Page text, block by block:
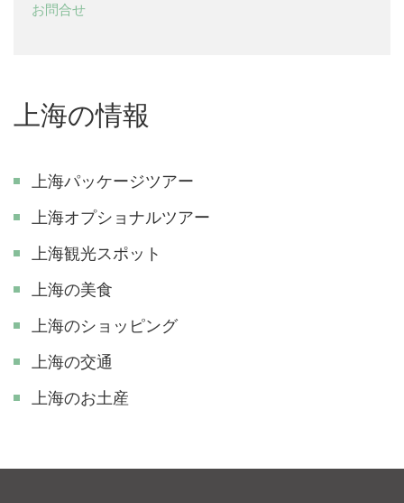
お問合せ
上海の情報
上海パッケージツアー
上海オプショナルツアー
上海観光スポット
上海の美食
上海のショッピング
上海の交通
上海のお土産